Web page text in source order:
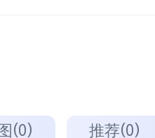
(0) 推荐(0)